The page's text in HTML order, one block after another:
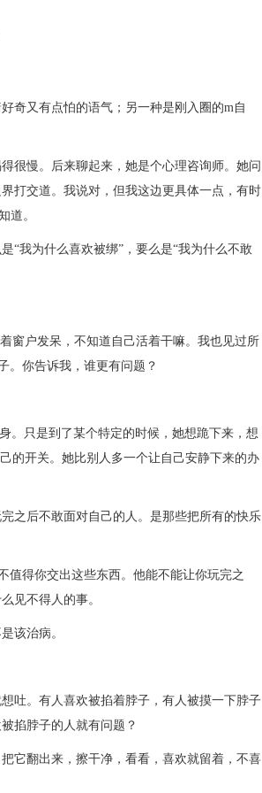
奇又有点怕的语气；另一种是刚入圈的m自
很慢。后来聊起来，她是个心理咨询师。她问
打交道。我说对，但我这边更具体一点，有时
道。
“我为什么喜欢被绑”，要么是“我为什么不敢
窗户发呆，不知道自己活着干嘛。我也见过所
。你告诉我，谁更有问题？
。只是到了某个特定的时候，她想跪下来，想
的开关。她比别人多一个让自己安静下来的办
之后不敢面对自己的人。是那些把所有的快乐
值得你交出这些东西。他能不能让你玩完之
见不得人的事。
该治病。
吐。有人喜欢被掐着脖子，有人被摸一下脖子
掐脖子的人就有问题？
它翻出来，擦干净，看看，喜欢就留着，不喜